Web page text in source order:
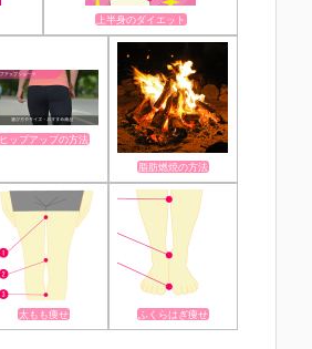
上半身のダイエット
ヒップアップの方法
脂肪燃焼の方法
太もも痩せ ふくらはぎ痩せ